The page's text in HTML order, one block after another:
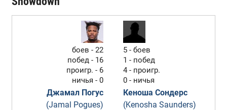
боев - 22
побед - 16
проигр. - 6
ничья - 0
Джамал Погус
(Jamal Pogues)
5 - боев
1 - побед
4 - проигр.
0 - ничья
Кеноша Сондерс
(Kenosha Saunders)